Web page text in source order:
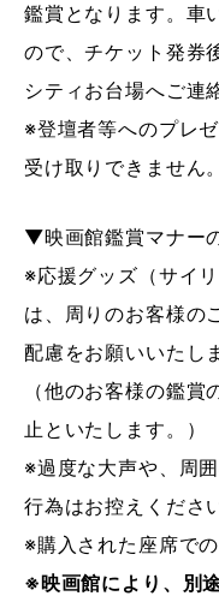
鑑賞となります。車
ので、チケット発券
シティお台場へご連
※登壇者等へのプレ
受け取りできません。
▼映画館鑑賞マナー
※応援グッズ（サイ
は、周りのお客様の
配慮をお願いいたし
（他のお客様の鑑
止といたします。）
※過度な大声や、周
行為はお控えくださ
※購入された座席で
※映画館により、別